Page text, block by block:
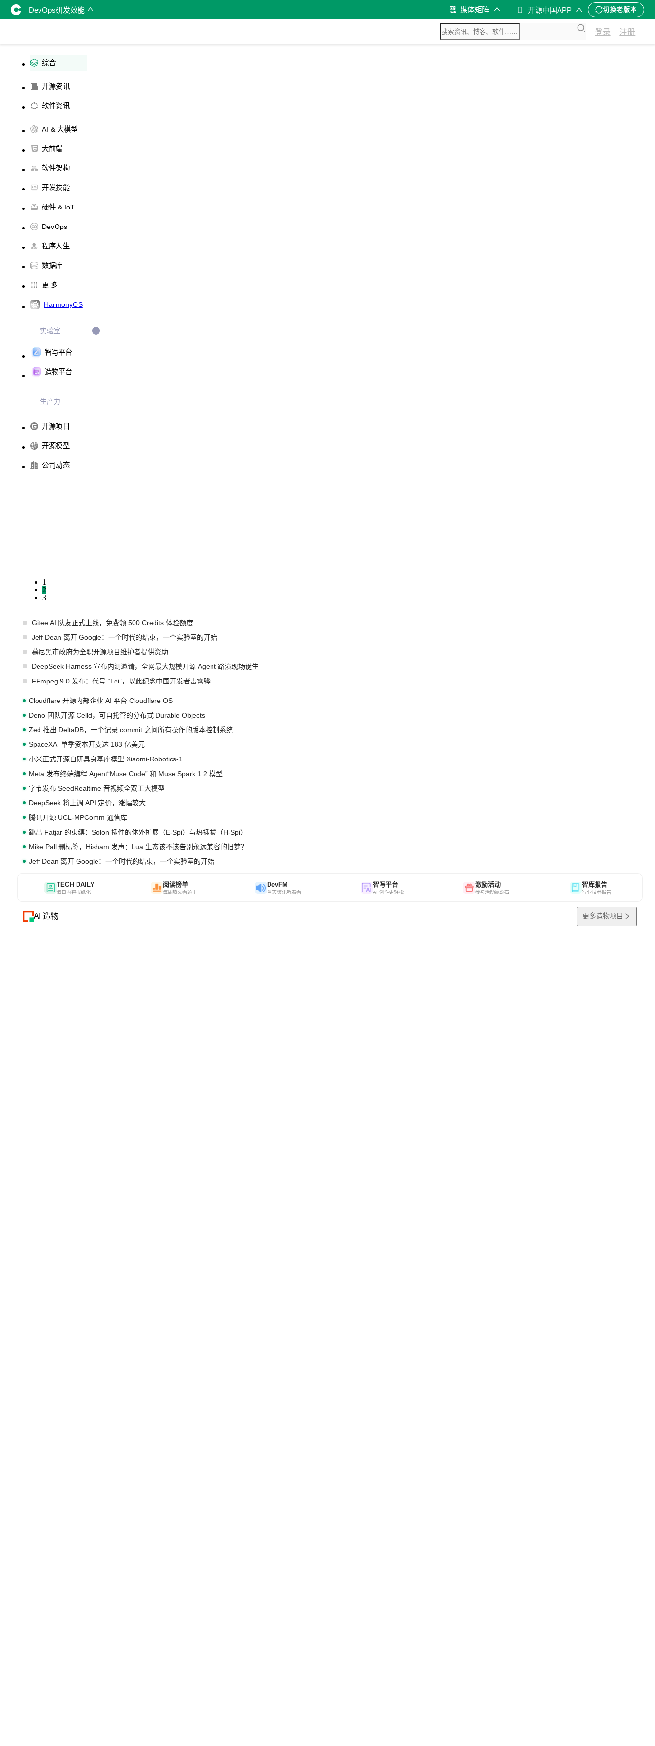
DevOps研发效能 媒体矩阵 开源中国APP 切换老版本
登录 注册
综合
开源资讯
软件资讯
AI & 大模型
大前端
软件架构
开发技能
硬件 & IoT
DevOps
程序人生
数据库
更 多
HarmonyOS
实验室
智写平台
造物平台
生产力
开源项目
开源模型
公司动态
1
2
3
Gitee AI 队友正式上线，免费领 500 Credits 体验额度
Jeff Dean 离开 Google：一个时代的结束，一个实验室的开始
慕尼黑市政府为全职开源项目维护者提供资助
DeepSeek Harness 宣布内测邀请，全网最大规模开源 Agent 路演现场诞生
FFmpeg 9.0 发布：代号 “Lei”，以此纪念中国开发者雷霄骅
Cloudflare 开源内部企业 AI 平台 Cloudflare OS
Deno 团队开源 Celld，可自托管的分布式 Durable Objects
Zed 推出 DeltaDB，一个记录 commit 之间所有操作的版本控制系统
SpaceXAI 单季资本开支达 183 亿美元
小米正式开源自研具身基座模型 Xiaomi-Robotics-1
Meta 发布终端编程 Agent“Muse Code” 和 Muse Spark 1.2 模型
字节发布 SeedRealtime 音视频全双工大模型
DeepSeek 将上调 API 定价，涨幅较大
腾讯开源 UCL-MPComm 通信库
跳出 Fatjar 的束缚：Solon 插件的体外扩展（E-Spi）与热插拔（H-Spi）
Mike Pall 删标签，Hisham 发声：Lua 生态该不该告别永远兼容的旧梦？
Jeff Dean 离开 Google：一个时代的结束，一个实验室的开始
TECH DAILY
每日内容报纸化
阅读榜单
每周热文看这里
DevFM
当天资讯听着看
智写平台
AI 创作更轻松
激励活动
参与活动赢源石
智库报告
行业技术报告
AI 造物 更多造物项目